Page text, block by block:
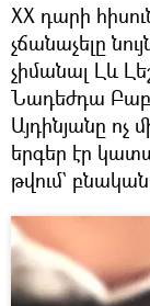
ХХ դարի
չճանաչելը
չիմանալ Լև
Նադեժդա
Այդինյանը ոչ
երգեր էր
թվում`